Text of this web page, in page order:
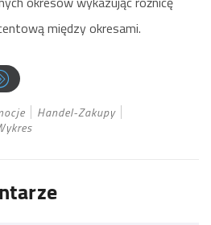
między okresami.
Handel-Zakupy